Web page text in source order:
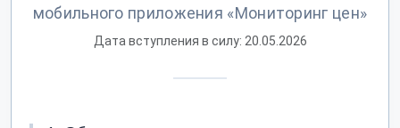
мобильного приложения «Мониторинг цен»
Дата вступления в силу: 20.05.2026